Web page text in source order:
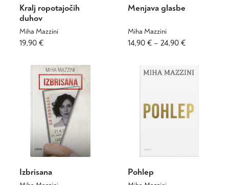
Kralj ropotajočih
duhov
Miha Mazzini
19,90 €
Menjava glasbe
Miha Mazzini
14,90 € – 24,90 €Cenovni
od
24,90 €
Ta
več
lahko
izberete
Izbrisana Pohlep